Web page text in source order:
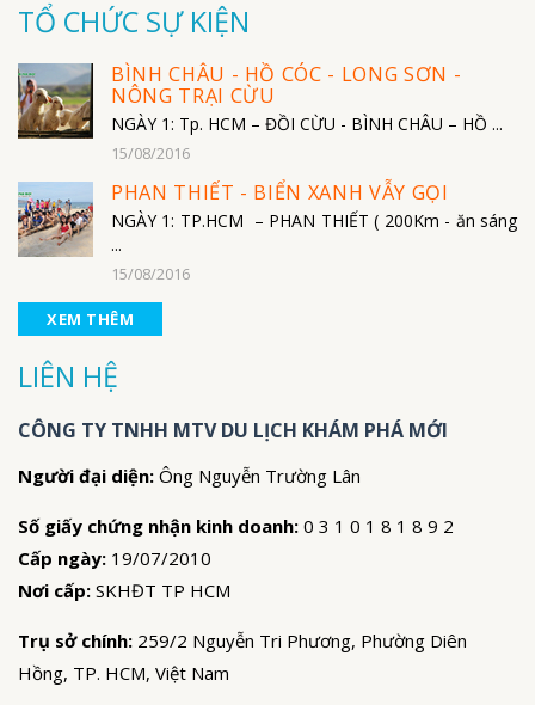
TỔ CHỨC SỰ KIỆN
BÌNH CHÂU - HỒ CÓC - LONG SƠN -
NÔNG TRẠI CỪU
NGÀY 1: Tp. HCM – ĐỒI CỪU - BÌNH CHÂU – HỒ ...
15/08/2016
PHAN THIẾT - BIỂN XANH VẪY GỌI
NGÀY 1: TP.HCM – PHAN THIẾT ( 200Km - ăn sáng
...
15/08/2016
XEM THÊM
LIÊN HỆ
CÔNG TY TNHH MTV DU LỊCH KHÁM PHÁ MỚI
Người đại diện: Ông Nguyễn Trường Lân
Số giấy chứng nhận kinh doanh: 0 3 1 0 1 8 1 8 9 2
Cấp ngày: 19/07/2010
Nơi cấp: SKHĐT TP HCM
Trụ sở chính: 259/2 Nguyễn Tri Phương, Phường Diên
Hồng, TP. HCM, Việt Nam